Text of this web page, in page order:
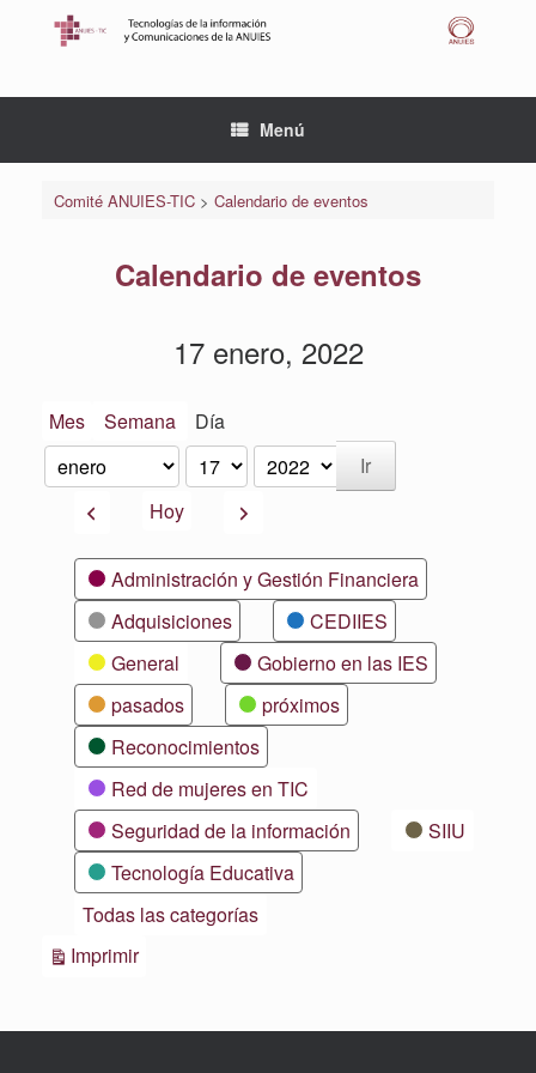
Menú
Comité ANUIES-TIC> Calendario de eventos
Calendario de eventos
17 enero, 2022
Mes Semana Día
Mes
Día
Año
AnteriorHoy Siguiente
CategoríasAdministración y Gestión Financiera
Adquisiciones
CEDIIES
General
Gobierno en las IES
pasados
próximos
Reconocimientos
Red de mujeres en TIC
Seguridad de la información
SIIU
Tecnología Educativa
Todas las categorías
ImprimirVistas